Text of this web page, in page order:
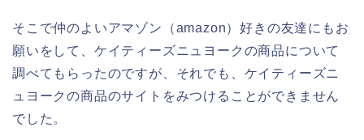
そこで仲のよいアマゾン（amazon）好きの友達にもお
願いをして、ケイティーズニュヨークの商品について
調べてもらったのですが、それでも、ケイティーズニ
ュヨークの商品のサイトをみつけることができません
でした。